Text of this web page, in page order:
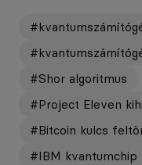
#Shor algoritmus
#Project Eleven
#Bitcoin kulcs
#IBM kvantumchip